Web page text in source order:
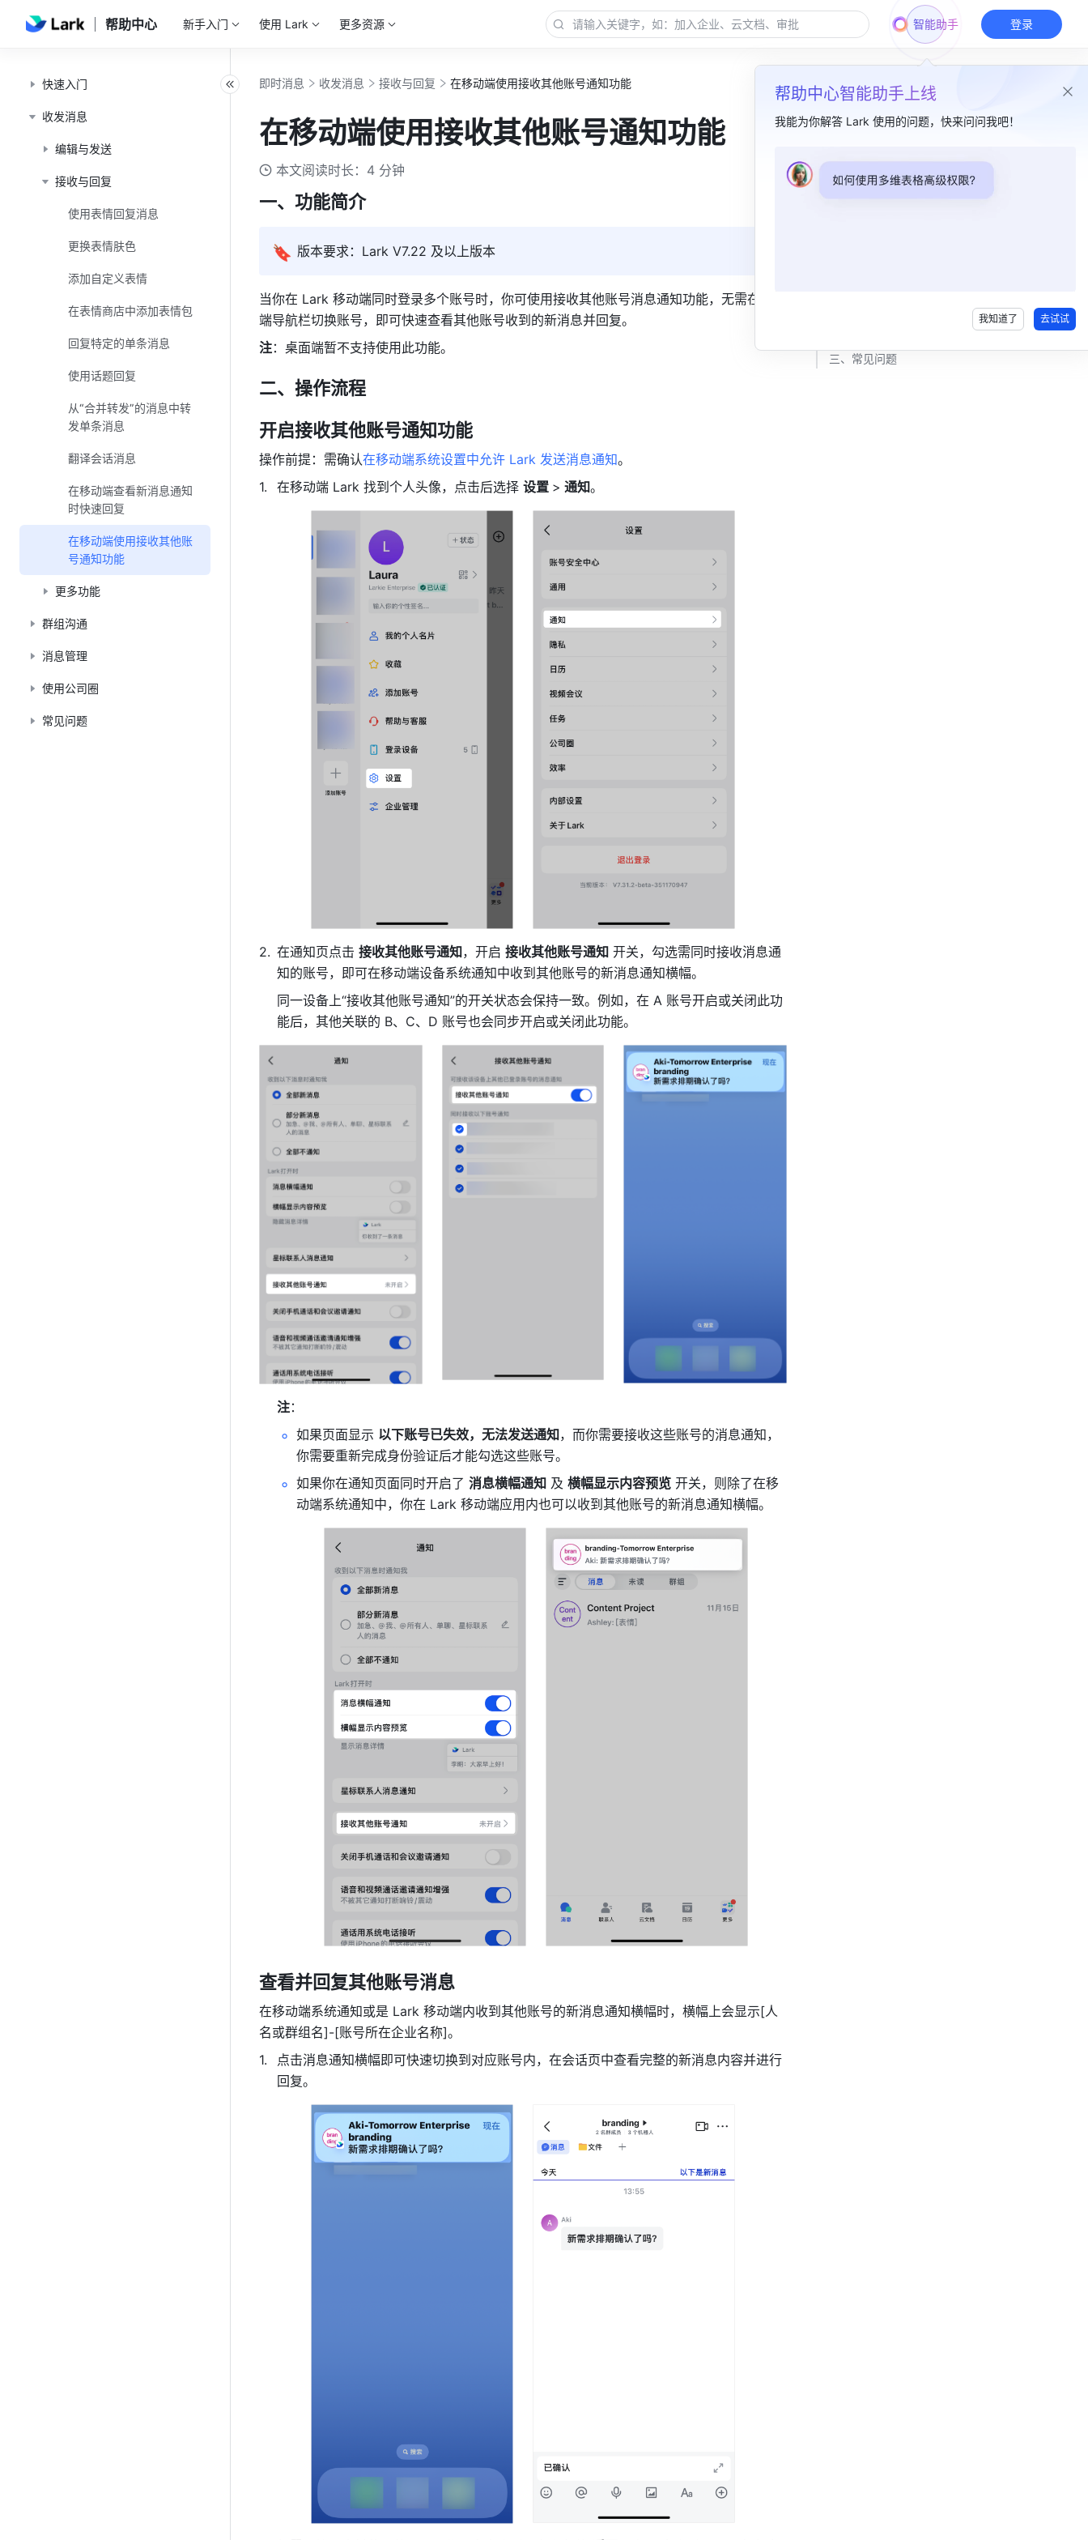
帮助中心 新手入门 使用 Lark 更多资源 智能助手
帮助中心智能助手上线
我能为你解答 Lark 使用的问题，快来问问我吧！
我知道了 去试试
登录
快速入门
收发消息
编辑与发送
接收与回复
使用表情回复消息
更换表情肤色
添加自定义表情
在表情商店中添加表情包
回复特定的单条消息
使用话题回复
从“合并转发”的消息中转
发单条消息
翻译会话消息
在移动端查看新消息通知
时快速回复
在移动端使用接收其他账
号通知功能
更多功能
群组沟通
消息管理
使用公司圈
常见问题
即时消息 收发消息 接收与回复 在移动端使用接收其他账号通知功能
在移动端使用接收其他账号通知功能
本文阅读时长：4 分钟
一、功能简介
🔖 版本要求：Lark V7.22 及以上版本
当你在 Lark 移动端同时登录多个账号时，你可使用接收其他账号消息通知功能，无需在移动
端导航栏切换账号，即可快速查看其他账号收到的新消息并回复。
注：桌面端暂不支持使用此功能。
二、操作流程
开启接收其他账号通知功能
操作前提：需确认在移动端系统设置中允许 Lark 发送消息通知。
在移动端 Lark 找到个人头像，点击后选择 设置 > 通知。
在通知页点击 接收其他账号通知，开启 接收其他账号通知 开关，勾选需同时接收消息通
知的账号，即可在移动端设备系统通知中收到其他账号的新消息通知横幅。
同一设备上“接收其他账号通知”的开关状态会保持一致。例如，在 A 账号开启或关闭此功
能后，其他关联的 B、C、D 账号也会同步开启或关闭此功能。
注：
如果页面显示 以下账号已失效，无法发送通知，而你需要接收这些账号的消息通知，
你需要重新完成身份验证后才能勾选这些账号。
如果你在通知页面同时开启了 消息横幅通知 及 横幅显示内容预览 开关，则除了在移
动端系统通知中，你在 Lark 移动端应用内也可以收到其他账号的新消息通知横幅。
查看并回复其他账号消息
在移动端系统通知或是 Lark 移动端内收到其他账号的新消息通知横幅时，横幅上会显示[人
名或群组名]-[账号所在企业名称]。
点击消息通知横幅即可快速切换到对应账号内，在会话页中查看完整的新消息内容并进行
回复。
本篇目录
三、常见问题​